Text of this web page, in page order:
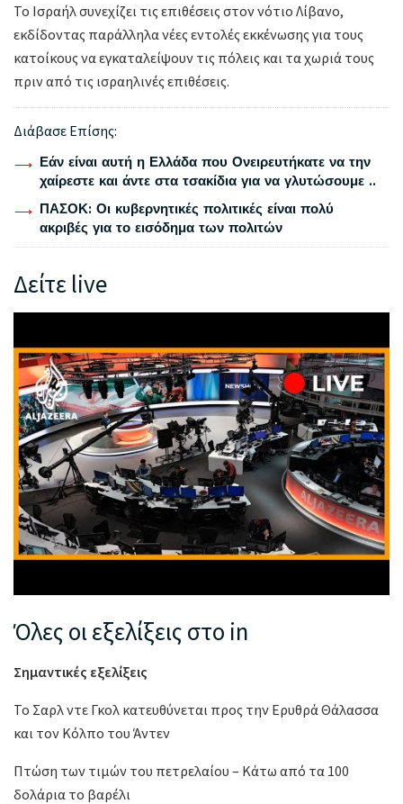
Το Ισραήλ συνεχίζει τις επιθέσεις στον νότιο Λίβανο,
εκδίδοντας παράλληλα νέες εντολές εκκένωσης για τους
κατοίκους να εγκαταλείψουν τις πόλεις και τα χωριά τους
πριν από τις ισραηλινές επιθέσεις.
Διάβασε Επίσης:
Εάν είναι αυτή η Ελλάδα που Ονειρευτήκατε να την
χαίρεστε και άντε στα τσακίδια για να γλυτώσουμε ..
ΠΑΣΟΚ: Οι κυβερνητικές πολιτικές είναι πολύ
ακριβές για το εισόδημα των πολιτών
Δείτε live
Όλες οι εξελίξεις στο in
Σημαντικές εξελίξεις
Το Σαρλ ντε Γκολ κατευθύνεται προς την Ερυθρά Θάλασσα
και τον Κόλπο του Άντεν
Πτώση των τιμών του πετρελαίου – Κάτω από τα 100
δολάρια το βαρέλι